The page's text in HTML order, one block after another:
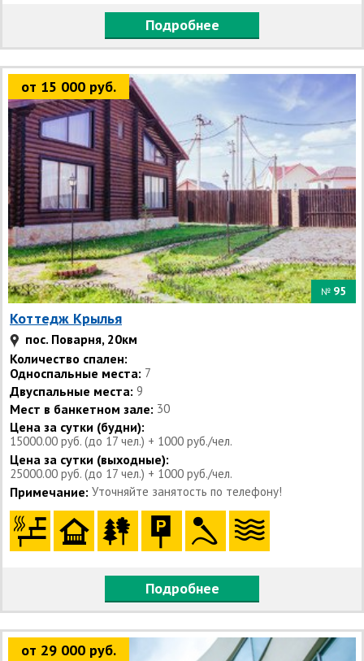
Подробнее
от 15 000 руб.
№ 95
Коттедж Крылья
пос. Поварня, 20км
Количество спален:
Односпальные места: 7
Двуспальные места: 9
Мест в банкетном зале: 30
Цена за сутки (будни):
15000.00 руб. (до 17 чел.) + 1000 руб./чел.
Цена за сутки (выходные):
25000.00 руб. (до 17 чел.) + 1000 руб./чел.
Примечание: Уточняйте занятость по телефону!
Подробнее
от 29 000 руб.